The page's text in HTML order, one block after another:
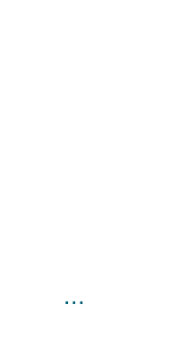
...